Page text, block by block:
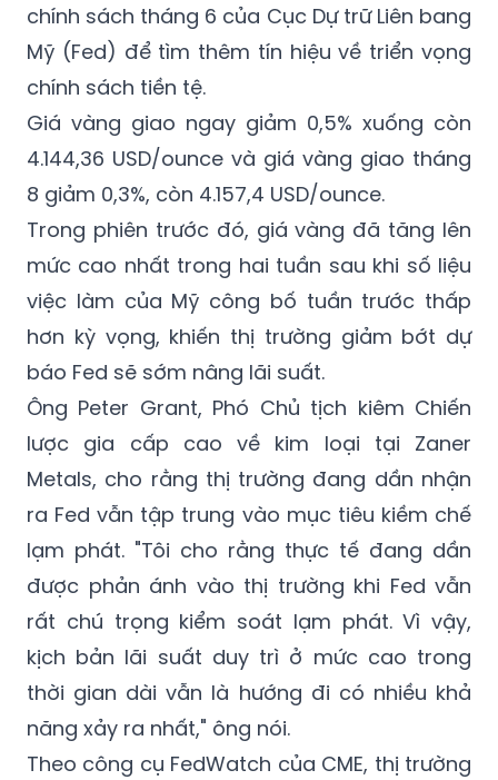
chính sách tháng 6 của Cục Dự trữ Liên bang
Mỹ (Fed) để tìm thêm tín hiệu về triển vọng
chính sách tiền tệ.
Giá vàng giao ngay giảm 0,5% xuống còn
4.144,36 USD/ounce và giá vàng giao tháng
8 giảm 0,3%, còn 4.157,4 USD/ounce.
Trong phiên trước đó, giá vàng đã tăng lên
mức cao nhất trong hai tuần sau khi số liệu
việc làm của Mỹ công bố tuần trước thấp
hơn kỳ vọng, khiến thị trường giảm bớt dự
báo Fed sẽ sớm nâng lãi suất.
Ông Peter Grant, Phó Chủ tịch kiêm Chiến
lược gia cấp cao về kim loại tại Zaner
Metals, cho rằng thị trường đang dần nhận
ra Fed vẫn tập trung vào mục tiêu kiềm chế
lạm phát. "Tôi cho rằng thực tế đang dần
được phản ánh vào thị trường khi Fed vẫn
rất chú trọng kiểm soát lạm phát. Vì vậy,
kịch bản lãi suất duy trì ở mức cao trong
thời gian dài vẫn là hướng đi có nhiều khả
năng xảy ra nhất," ông nói.
Theo công cụ FedWatch của CME, thị trường